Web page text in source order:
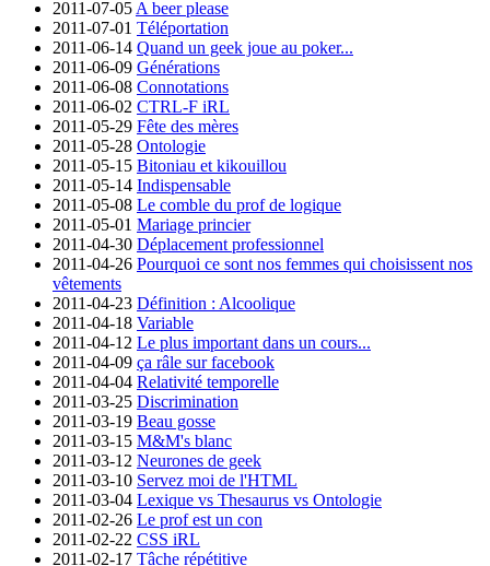
2011-07-05 A beer please
2011-07-01 Téléportation
2011-06-14 Quand un geek joue au poker...
2011-06-09 Générations
2011-06-08 Connotations
2011-06-02 CTRL-F iRL
2011-05-29 Fête des mères
2011-05-28 Ontologie
2011-05-15 Bitoniau et kikouillou
2011-05-14 Indispensable
2011-05-08 Le comble du prof de logique
2011-05-01 Mariage princier
2011-04-30 Déplacement professionnel
2011-04-26 Pourquoi ce sont nos femmes qui choisissent nos
vêtements
2011-04-23 Définition : Alcoolique
2011-04-18 Variable
2011-04-12 Le plus important dans un cours...
2011-04-09 ça râle sur facebook
2011-04-04 Relativité temporelle
2011-03-25 Discrimination
2011-03-19 Beau gosse
2011-03-15 M&M's blanc
2011-03-12 Neurones de geek
2011-03-10 Servez moi de l'HTML
2011-03-04 Lexique vs Thesaurus vs Ontologie
2011-02-26 Le prof est un con
2011-02-22 CSS iRL
2011-02-17 Tâche répétitive